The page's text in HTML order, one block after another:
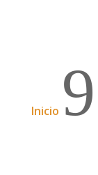
Inicio 9